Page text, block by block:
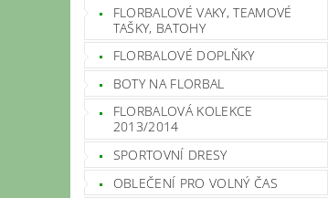
FLORBALOVÉ VAKY, TEAMOVÉ
TAŠKY, BATOHY
FLORBALOVÉ DOPLŇKY
BOTY NA FLORBAL
FLORBALOVÁ KOLEKCE
2013/2014
SPORTOVNÍ DRESY
OBLEČENÍ PRO VOLNÝ ČAS